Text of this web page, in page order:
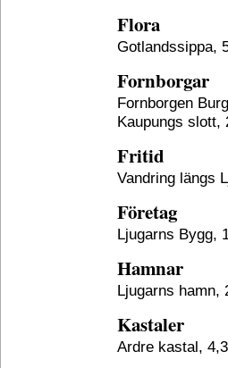
Flora
Gotlandssippa,
Fornborgar
Fornborgen
Kaupungs slott,
Fritid
Vandring längs
Företag
Ljugarns Bygg,
Hamnar
Ljugarns hamn,
Kastaler
Ardre kastal,